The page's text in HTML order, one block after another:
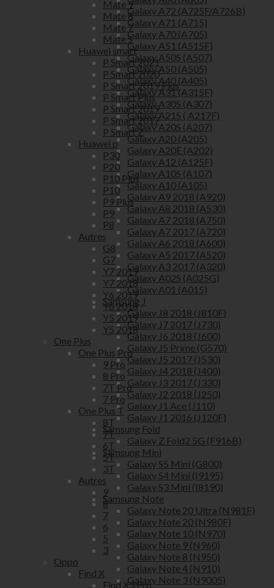
Galaxy A72 (A725F/A726B)
Galaxy A71 (A715)
Galaxy A70 (A705)
Galaxy A51 (A515F)
Galaxy A50S (A507)
Galaxy A50 (A505)
Galaxy A40 (A405)
Galaxy A31 (A315F)
Galaxy A30S (A307)
Galaxy A21S ( A217F)
Galaxy A20S (A207)
Galaxy A20 (A205)
Galaxy A20E (A202)
Galaxy A12 (A125F)
Galaxy A10S (A107)
Galaxy A10 (A105)
Galaxy A9 2018 (A920)
Galaxy A8 2018 (A530)
Galaxy A7 2018 (A750)
Galaxy A7 2017 (A720)
Galaxy A6 2018 (A600)
Galaxy A5 2017 (A520)
Galaxy A3 2017 (A320)
Galaxy A02S (A025G)
Galaxy A01 (A015)
Samsung J
Galaxy J8 2018 (J810F)
Galaxy J7 2017 (J730)
Galaxy J6 2018 (J600)
Galaxy J5 Prime (G570)
Galaxy J5 2017 (J530)
Galaxy J4 2018 (J400)
Galaxy J3 2017 (J330)
Galaxy J2 2018 (J250)
Galaxy J1 Ace (J110)
Galaxy J1 2016 (J120F)
Samsung Fold
Galaxy Z Fold2 5G (F916B)
Samsung Mini
Galaxy S5 Mini (G800)
Galaxy S4 Mini (I9195)
Galaxy S3 Mini (I8190)
Samsung Note
Galaxy Note 20 Ultra (N981F)
Galaxy Note 20 (N980F)
Galaxy Note 10 (N970)
Galaxy Note 9 (N960)
Galaxy Note 8 (N950)
Galaxy Note 4 (N910)
Galaxy Note 3 (N9005)
Mate 9
Mate 8
Mate 7
Mate S
Huawei smart
P Smart 2021
P Smart 2020
P Smart 2019 Plus
P Smart Plus
P Smart 2019
P Smart 2017
P Smart Z
Huawei p
P30
P20
P10 Plus
P10
P9 Plus
P9
P8
Autres
G8
G7
Y7 2019
Y7 2018
Y6 2019
Y6 2018
Y5 2019
Y5 2018
One Plus
One Plus Pro
9 Pro
8 Pro
7T Pro
7 Pro
One Plus T
8T
7T
6T
5T
3T
Autres
9
8
7
6
5
3
Oppo
Find X
Find X3 Pro